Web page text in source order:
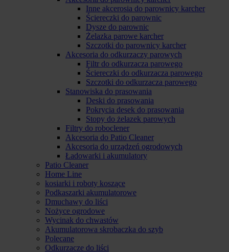
Inne akcerosia do parownicy karcher
Ściereczki do parownic
Dysze do parownic
Żelazka parowe karcher
Szczotki do parownicy karcher
Akcesoria do odkurzaczy parowych
Filtr do odkurzacza parowego
Ściereczki do odkurzacza parowego
Szczotki do odkurzacza parowego
Stanowiska do prasowania
Deski do prasowania
Pokrycia desek do prasowania
Stopy do żelazek parowych
Filtry do roboclener
Akcesoria do Patio Cleaner
Akcesoria do urządzeń ogrodowych
Ładowarki i akumulatory
Patio Cleaner
Home Line
kosiarki i roboty koszące
Podkaszarki akumulatorowe
Dmuchawy do liści
Nożyce ogrodowe
Wycinak do chwastów
Akumulatorowa skrobaczka do szyb
Polecane
Odkurzacze do liści